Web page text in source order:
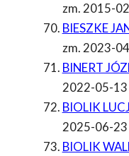
zm. 2015-
BIESZKE
zm. 2023-
BINERT
2022-05-13
BIOLIK
2025-06-23
BIOLIK